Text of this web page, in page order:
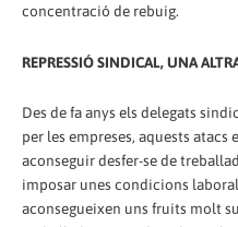
concentració de rebuig.
REPRESSIÓ SINDICAL, UNA
Des de fa anys els delegats
per les empreses, aquests
aconseguir desfer-se de
imposar unes condicions
aconsegueixen uns fruits molt